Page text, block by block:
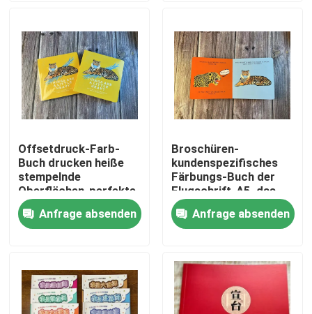
Produkte
Videos
Bilderbuch-Drucken
Notizbuch-Drucken der gebundenen Ausgabe
Drucksachefördermaschinentaschen
Lehrbuch-Druckservices
Offsetdruck-Farb-
Buch drucken heiße
stempelnde
Oberflächen-perfekte
Bindung 140gsm
Anfrage absenden
Broschüren-
kundenspezifisches
Färbungs-Buch der
Flugschrift-A5, das
Cmyk-Farbe-ISO
drucktAnfrage absenden